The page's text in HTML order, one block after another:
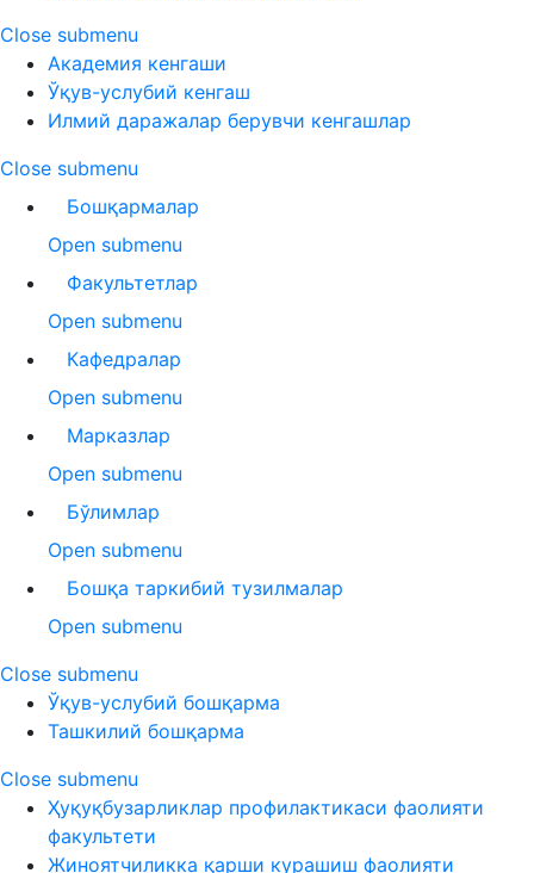
Close submenu
Академия кенгаши
Ўқув-услубий кенгаш
Илмий даражалар берувчи кенгашлар
Close submenu
Бошқармалар
Open submenu
Факультетлар
Open submenu
Кафедралар
Open submenu
Марказлар
Open submenu
Бўлимлар
Open submenu
Бошқа таркибий тузилмалар
Open submenu
Close submenu
Ўқув-услубий бошқарма
Ташкилий бошқарма
Close submenu
Ҳуқуқбузарликлар профилактикаси фаолияти
факультети
Жиноятчиликка қарши курашиш фаолияти